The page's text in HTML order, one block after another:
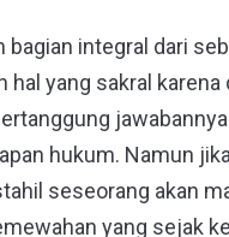
integral dari
yang sakral
hukum. Namun
seseorang akan
yang sejak